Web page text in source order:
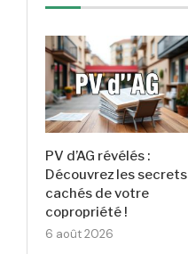
PV d’AG révélés :
Découvrez les secrets
cachés de votre
copropriété !
6 août 2026